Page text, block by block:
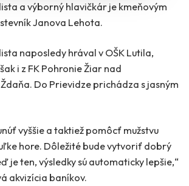
a výborný hlavičkár je kmeňovým
Janova Lehota.
naposledy hrával v OŠK Lutila,
i z FK Pohronie Žiar nad
Do Prievidze prichádza s jasným
vyššie a taktiež pomôcť mužstvu
hore. Dôležité bude vytvoriť dobrý
je ten, výsledky sú automaticky lepšie,“
akvizícia baníkov.